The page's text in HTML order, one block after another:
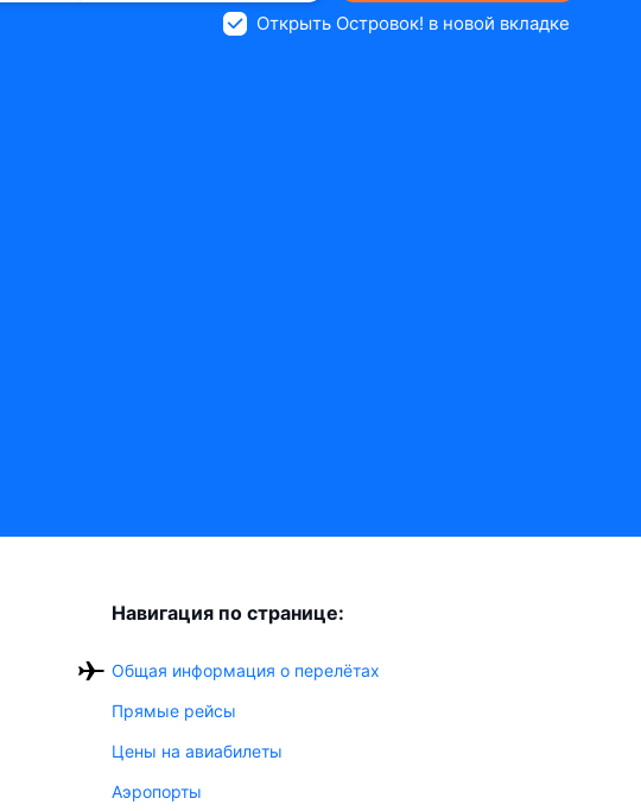
Открыть Островок! в новой вкладке
Навигация по странице:
Общая информация о перелётах
Прямые рейсы
Цены на авиабилеты
Аэропорты